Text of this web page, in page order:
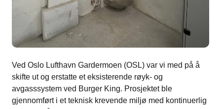
Ved Oslo Lufthavn Gardermoen (OSL) var vi med på å
skifte ut og erstatte et eksisterende røyk- og
avgasssystem ved Burger King. Prosjektet ble
gjennomført i et teknisk krevende miljø med kontinuerlig